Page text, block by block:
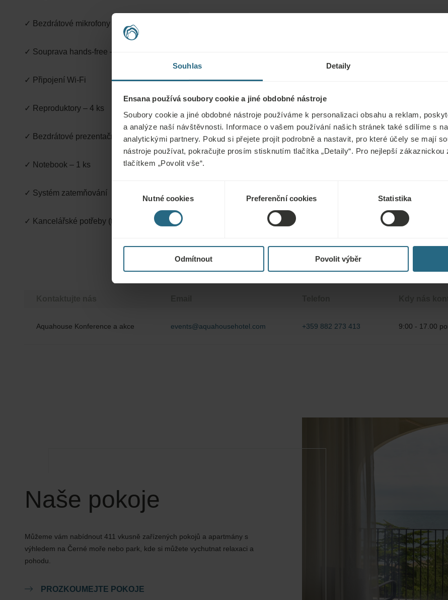
Souhlas Detaily
Ensana používá soubory cookie a jiné obdobné nástroje
Soubory cookie a jiné obdobné nástroje používáme k personalizaci obsahu a reklam,
a analýze naší návštěvnosti. Informace o vašem používání našich stránek také sdílíme s
analytickými partnery. Pokud si přejete projít podrobně a nastavit, pro které účely se mají
nástroje používat, pokračujte prosím stisknutím tlačítka „Detaily“. Pro nejlepší zákaznickou
tlačítkem „Povolit vše“.
Nutné cookies Preferenční cookies Statistika
Odmítnout Povolit výběr
✓ Bezdrátové mikrofony – 4 ks
✓ Souprava hands-free – 1 ks
✓ Připojení Wi-Fi
✓ Reproduktory – 4 ks
✓ Bezdrátové prezentační ovladače – 4 ks
✓ Notebook – 1 ks
✓ Systém zatemňování
✓ Kancelářské potřeby (tužky, propisky, zápisníky, složky)
✓ Relaxační, obnovující a
hotelu
✓ Přenosné masážní křesla pro
Aquahouse Konference a akce events@aquahousehotel.com +359 882 273 413 9:00 - 17.00
Naše pokoje
Můžeme vám nabídnout 411 vkusně zařízených pokojů a apartmány s
výhledem na Černé moře nebo park, kde si můžete vychutnat relaxaci a
pohodu.
PROZKOUMEJTE POKOJE